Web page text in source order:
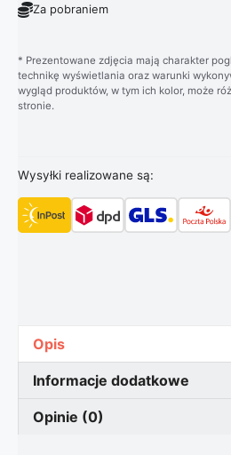
Za pobraniem
* Prezentowane zdjęcia mają charakter
technikę wyświetlania oraz warunki
wygląd produktów, w tym ich kolor, może
stronie.
Wysyłki realizowane są:
Opis
Informacje dodatkowe
Opinie (0)